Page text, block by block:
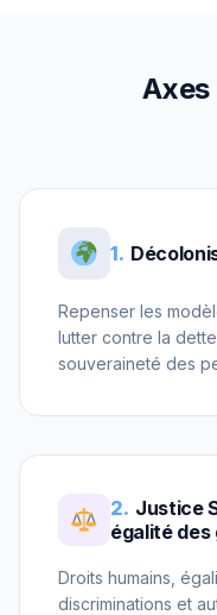
Axes
1.
Repenser les
lutter contre la
souveraineté des
2. Justice
égalité des
Droits humains,
discriminations et